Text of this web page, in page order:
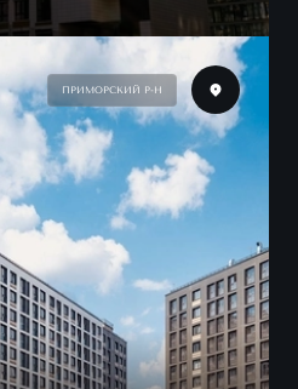
ПРИМОРСКИЙ Р-Н